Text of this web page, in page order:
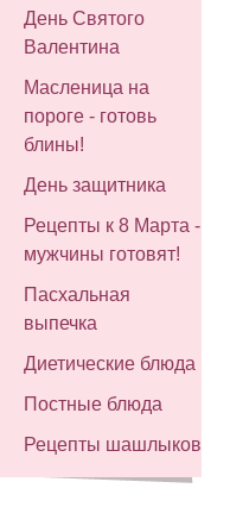
День Святого
Валентина
Масленица на
пороге - готовь
блины!
День защитника
Рецепты к 8 Марта -
мужчины готовят!
Пасхальная
выпечка
Диетические блюда
Постные блюда
Рецепты шашлыков